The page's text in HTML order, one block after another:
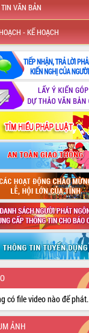
VĂN BẢN
- KẾ HOẠCH
có file video nào để phát.
ẢNH